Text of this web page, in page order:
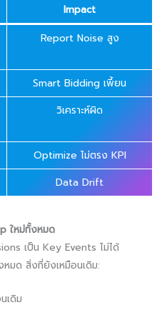
Impact
Report Noise สูง
Smart Bidding เพี้ยน
วิเคราะห์ผิด
Optimize ไม่ตรง KPI
Data Drift
ใหม่ทั้งหมด
เป็น Key Events ไม่ได้
มด สิ่งที่ยังเหมือนเดิม:
เดิม